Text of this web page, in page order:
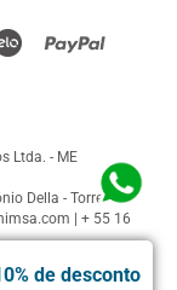
de desconto
Ltda. - ME
Della - Torre
+ 55 16